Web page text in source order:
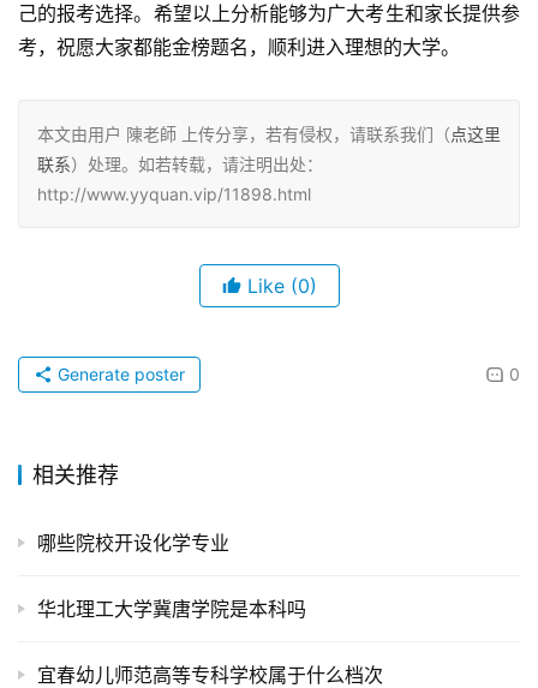
己的报考选择。希望以上分析能够为广大考生和家长提供参
考，祝愿大家都能金榜题名，顺利进入理想的大学。
本文由用户 陳老師 上传分享，若有侵权，请联系我们（点这里
联系）处理。如若转载，请注明出处：
http://www.yyquan.vip/11898.html
Like (0)
0
Generate poster
相关推荐
哪些院校开设化学专业
华北理工大学冀唐学院是本科吗
宜春幼儿师范高等专科学校属于什么档次